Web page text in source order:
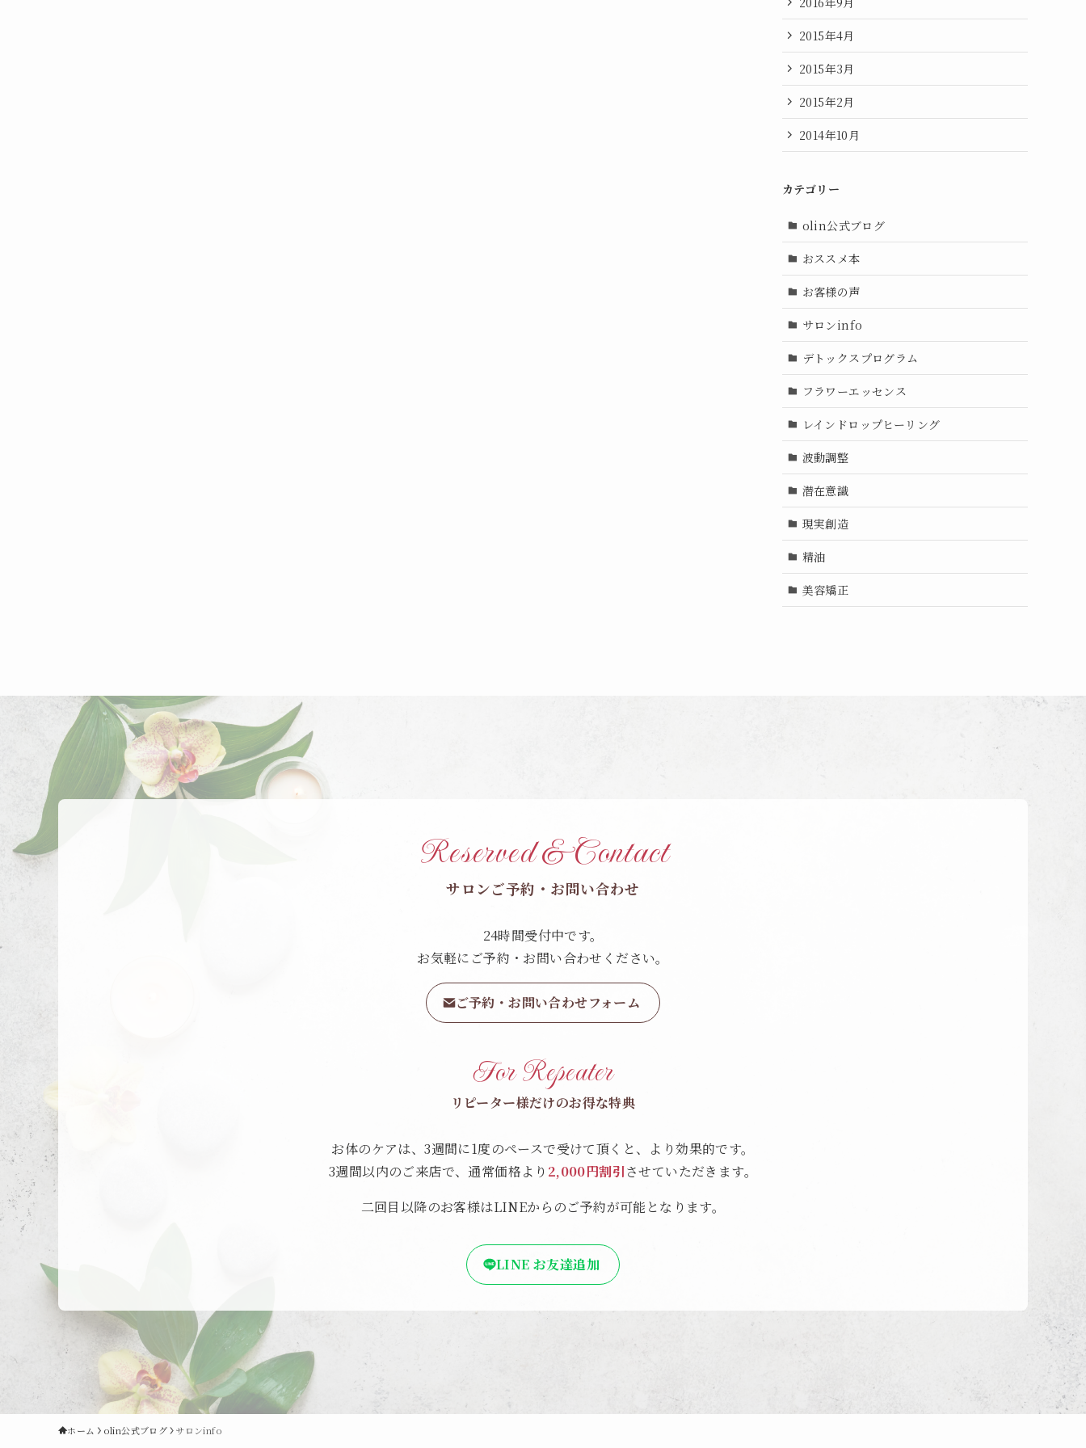
2015年4月
2015年3月
2015年2月
2014年10月
カテゴリー
olin公式ブログ
おススメ本
お客様の声
サロンinfo
デトックスプログラム
フラワーエッセンス
レインドロップヒーリング
波動調整
潜在意識
現実創造
精油
美容矯正
Reserved & Contact
サロンご予約・お問い合わせ
24時間受付中です。
お気軽にご予約・お問い合わせください。
ご予約・お問い合わせフォーム
For Repeater
リピーター様だけのお得な特典
お体のケアは、3週間に1度のペースで受けて頂くと、より効果的です。
3週間以内のご来店で、通常価格より 2,000円割引させていただきます。
二回目以降のお客様はLINEからのご予約が可能となります。
LINE お友達追加
ホーム olin公式ブログ サロンinfo